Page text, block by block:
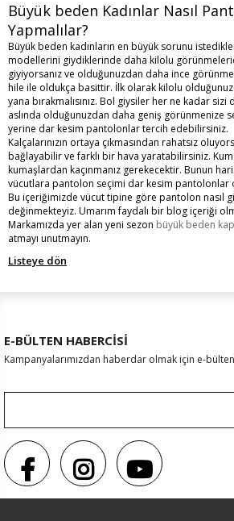
Büyük beden Kadınlar Nasıl
Yapmalılar?
Büyük beden kadınların en büyük sorunu
modellerini giydiklerinde daha kilolu
giyiyorsanız ve olduğunuzdan daha ince
hile ile oldukça basittir. İlk olarak kilolu
yana bırakmalısınız. Bol giysiler her ne kadar sizi
aslında olduğunuzdan daha geniş görünmenize
yerine dar kesim pantolonlar tercih edebilirsiniz.
Kalçalarınızın ortaya çıkmasından rahatsız
bağlayabilir ve farklı bir hava yaratabilirsiniz.
kumaşlardan kaçınmanız gerekecektir. Bunun
vücutlara pantolon seçimi dar kesim pantolonlar
Bu içeriğimizde vücut tipine göre pantolon nasıl
değinmekteyiz. Umarım faydalı bir blog içeriği
Markamızda yer alan yeni sezon büyük beden
atmayı unutmayın.
Listeye dön
E-BÜLTEN HABERCİSİ
Kampanyalarımızdan haberdar olmak için e-